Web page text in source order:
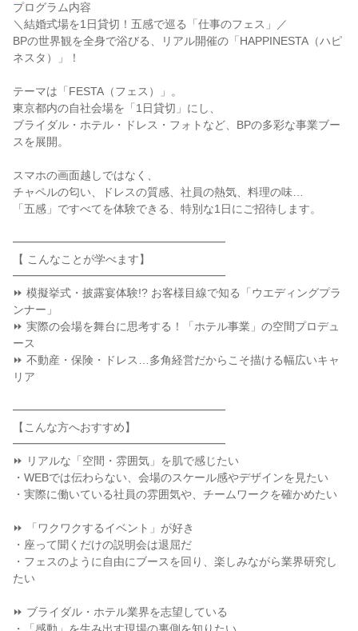
プログラム内容
＼結婚式場を1日貸切！五感で巡る「仕事のフェス」／
BPの世界観を全身で浴びる、リアル開催の「HAPPINESTA（ハピ
ネスタ）」！
テーマは「FESTA（フェス）」。
東京都内の自社会場を「1日貸切」にし、
ブライダル・ホテル・ドレス・フォトなど、BPの多彩な事業ブー
スを展開。
スマホの画面越しではなく、
チャペルの匂い、ドレスの質感、社員の熱気、料理の味…
「五感」ですべてを体験できる、特別な1日にご招待します。
━━━━━━━━━━━━━━━━━━━
【 こんなことが学べます】
━━━━━━━━━━━━━━━━━━━
⏩ 模擬挙式・披露宴体験!? お客様目線で知る「ウエディングプラ
ンナー」
⏩ 実際の会場を舞台に思考する！「ホテル事業」の空間プロデュ
ース
⏩ 不動産・保険・ドレス…多角経営だからこそ描ける幅広いキャ
リア
━━━━━━━━━━━━━━━━━━━
【こんな方へおすすめ】
━━━━━━━━━━━━━━━━━━━
⏩ リアルな「空間・雰囲気」を肌で感じたい
・WEBでは伝わらない、会場のスケール感やデザインを見たい
・実際に働いている社員の雰囲気や、チームワークを確かめたい
⏩ 「ワクワクするイベント」が好き
・座って聞くだけの説明会は退屈だ
・フェスのように自由にブースを回り、楽しみながら業界研究し
たい
⏩ ブライダル・ホテル業界を志望している